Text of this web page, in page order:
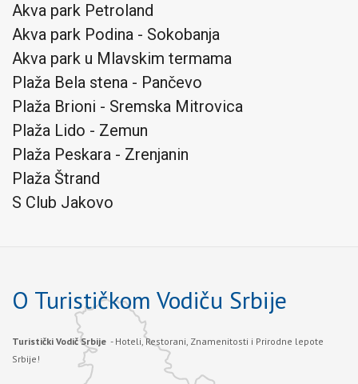
Akva park Petroland
Akva park Podina - Sokobanja
Akva park u Mlavskim termama
Plaža Bela stena - Pančevo
Plaža Brioni - Sremska Mitrovica
Plaža Lido - Zemun
Plaža Peskara - Zrenjanin
Plaža Štrand
S Club Jakovo
O Turističkom Vodiču Srbije
Turistički Vodič Srbije - Hoteli, Restorani, Znamenitosti i Prirodne lepote
Srbije!